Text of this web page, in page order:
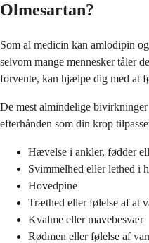
Olmesartan?
Som al medicin kan amlodipin
selvom mange mennesker tåler
forvente, kan hjælpe dig med at
De mest almindelige
efterhånden som din krop
Hævelse i ankler, fødder
Svimmelhed eller lethed i
Hovedpine
Træthed eller følelse af at
Kvalme eller mavebesvær
Rødmen eller følelse af